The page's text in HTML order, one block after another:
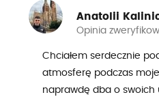
Anatolii
Opinia
Chciałem serdecznie
atmosferę podczas
naprawdę dba o swoich